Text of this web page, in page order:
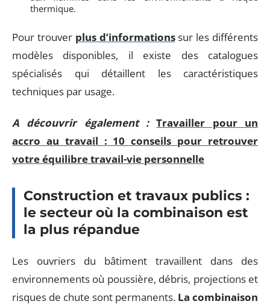
thermique.
Pour trouver plus d’informationssur les différents
modèles disponibles, il existe des catalogues
spécialisés qui détaillent les caractéristiques
techniques par usage.
A découvrir également : Travailler pour un
accro au travail : 10 conseils pour retrouver
votre équilibre travail-vie personnelle
Construction et travaux publics :
le secteur où la combinaison est
la plus répandue
Les ouvriers du bâtiment travaillent dans des
environnements où poussière, débris, projections et
risques de chute sont permanents. La combinaison